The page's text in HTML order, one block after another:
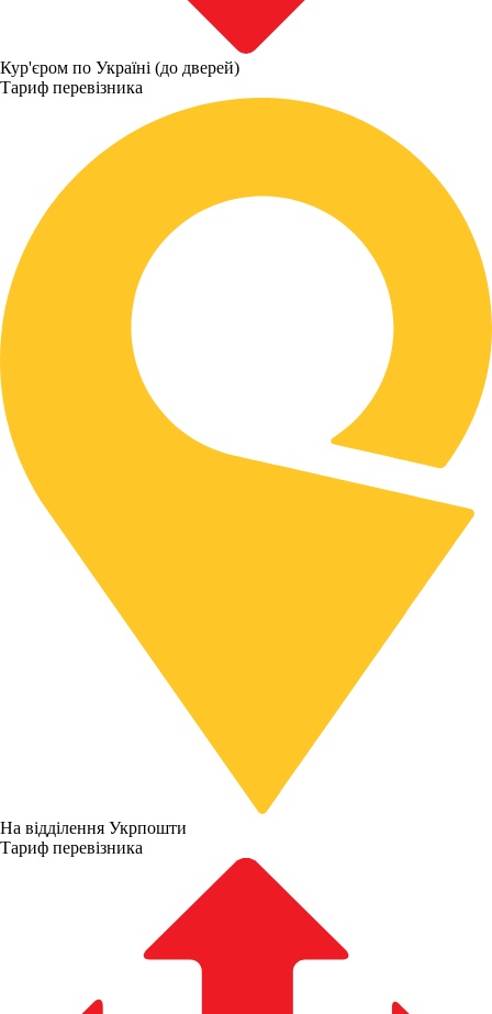
Кур'єром по Україні (до дверей)
Тариф перевізника
На відділення Укрпошти
Тариф перевізника